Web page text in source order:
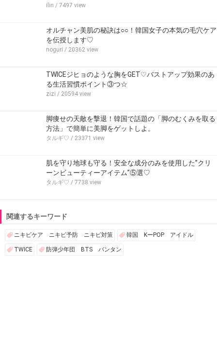
ilin / 7497 view
オルチャン美肌の秘訣は○○！韓国女子の本気の毛穴ケア
を伝授します♡
noguri / 20362 view
TWICEジヒョのような胸をGET♡バストアップ効果のあ
る生活習慣ポイント③つ☆
zizi / 20594 view
脚痩せの天敵を撃退！韓国で話題の「脚のむくみを取る
方法」で簡単に美脚をゲットしよ。
タルギ♡ / 23371 view
肌を守り地球も守る！安全な成分のみを使用した”クリ
ーンビューティーアイテム”⑤選♡
タルギ♡ / 7738 view
関連するキーワード
ニキビケア ニキビ予防 ニキビ対策 韓国 KーPOP アイドル
TWICE 防弾少年団 BTS バンタン